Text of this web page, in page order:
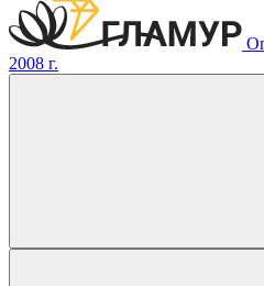
2008 г.